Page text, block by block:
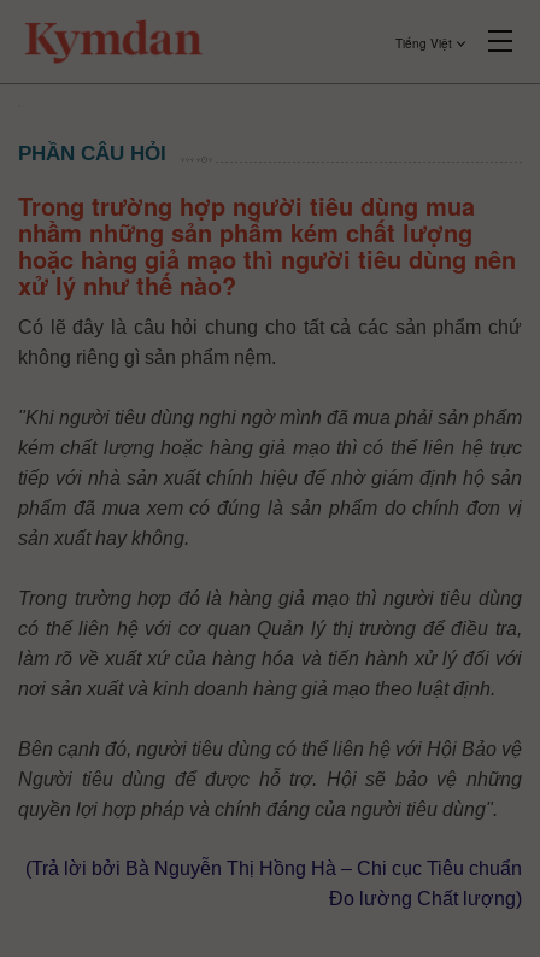
Tiếng Việt
PHẦN CÂU HỎI
Trong trường hợp người tiêu dùng mua
nhầm những sản phẩm kém chất lượng
hoặc hàng giả mạo thì người tiêu dùng nên
xử lý như thế nào?
Có lẽ đây là câu hỏi chung cho tất cả các sản phẩm chứ
không riêng gì sản phẩm nệm.
"Khi người tiêu dùng nghi ngờ mình đã mua phải sản phẩm
kém chất lượng hoặc hàng giả mạo thì có thể liên hệ trực
tiếp với nhà sản xuất chính hiệu để nhờ giám định hộ sản
phẩm đã mua xem có đúng là sản phẩm do chính đơn vị
sản xuất hay không.
Trong trường hợp đó là hàng giả mạo thì người tiêu dùng
có thể liên hệ với cơ quan Quản lý thị trường để điều tra,
làm rõ về xuất xứ của hàng hóa và tiến hành xử lý đối với
nơi sản xuất và kinh doanh hàng giả mạo theo luật định.
Bên cạnh đó, người tiêu dùng có thể liên hệ với Hội Bảo vệ
Người tiêu dùng để được hỗ trợ. Hội sẽ bảo vệ những
quyền lợi hợp pháp và chính đáng của người tiêu dùng".
(Trả lời bởi Bà Nguyễn Thị Hồng Hà – Chi cục Tiêu chuẩn
Đo lường Chất lượng)